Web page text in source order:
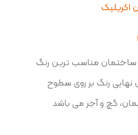
اکریلیک
ساختمان مناسب ترین رنگ
رنگ بر روی سطوح
گچ و آجر می باشد